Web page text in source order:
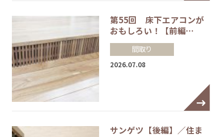
第55回 床下エアコンが
おもしろい！【前編…
間取り
2026.07.08
サンゲツ【後編】／住ま